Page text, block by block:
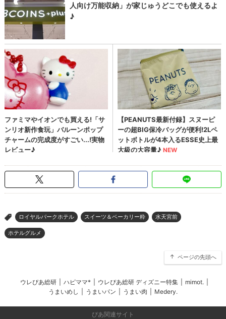
> ロイヤルパークホテル スイーツ＆ベーカリー粋 水天宮前
ホテルグルメ
ページの先頭へ
ウレぴあ総研 ハピママ* ウレぴあ総研 ディズニー特集 mimot.
うまいめし
うまいパン うまい肉 Medery.
ぴあ関連サイト